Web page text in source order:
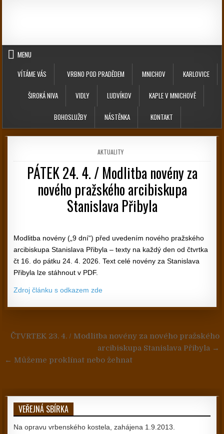
MENU
VÍTÁME VÁS
VRBNO POD PRADĚDEM MNICHOV KARLOVICE
ŠIROKÁ NIVA VIDLY LUDVÍKOV KAPLE V MNICHOVĚ
BOHOSLUŽBY NÁSTĚNKA KONTAKT
POSTED IN
AKTUALITY
PÁTEK 24. 4. / Modlitba novény za
nového pražského arcibiskupa
Stanislava Přibyla
Modlitba novény („9 dní“) před uvedením nového pražského
arcibiskupa Stanislava Přibyla – texty na každý den od čtvrtka
čt 16. do pátku 24. 4. 2026. Text celé novény za Stanislava
Přibyla lze stáhnout v PDF.
Zdroj článku s odkazem zde
Navigace pro příspěvek
ČTVRTEK 23. 4. / Modlitba novény za nového pražského
arcibiskupa Stanislava Přibyla →
← Můžeme proklínat nebo žehnat
VEŘEJNÁ SBÍRKA
Na opravu vrbenského kostela, zahájena 1.9.2013.